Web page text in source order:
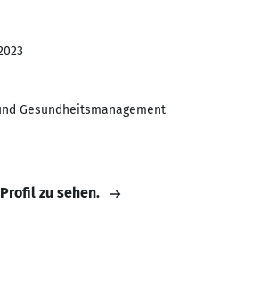
Gesundheitsmanagement
zu sehen.